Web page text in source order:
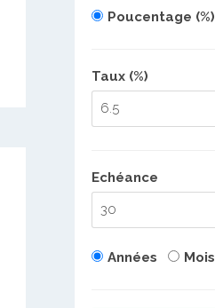
Poucentage (%)
Taux (%)
Echéance
Années Mois